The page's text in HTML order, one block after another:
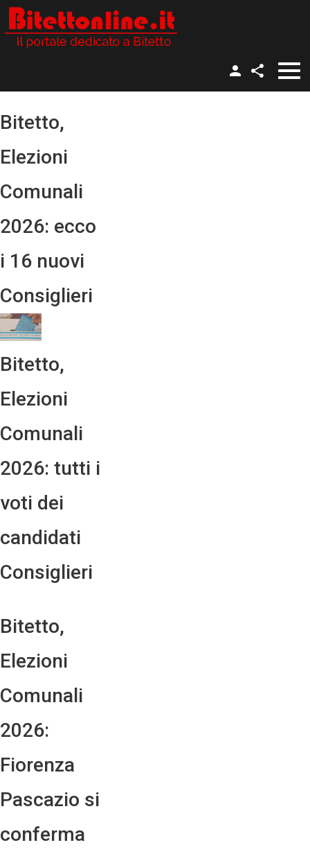
Bitetto,
Elezioni
Comunali
2026: ecco
i 16 nuovi
Consiglieri
Bitetto,
Elezioni
Comunali
2026: tutti i
voti dei
candidati
Consiglieri
Bitetto,
Elezioni
Comunali
2026:
Fiorenza
Pascazio si
conferma
Ricordami
Password dimenticata?
Nome utente dimenticato?